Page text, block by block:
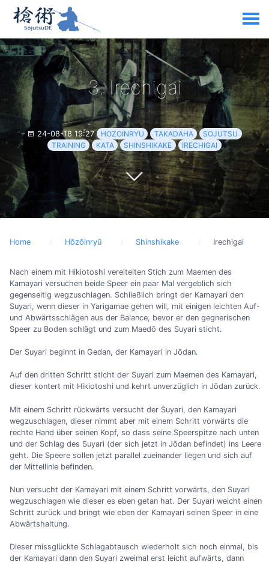
3. Irechigai
24-08-18 19:27 HOZOINRYU TAKADAHA
SOJUTSU
TRAINING
KATA SHINSHIKAKE IRECHIGAI
Home Hōzōinryū Shinshikake Irechigai
Nach einem mit Hikiotoshi vereitelten Stich zum Maemen des
Kamayari versuchen beide Speer ein paar Mal vergeblich sich
gegenseitig wegzuschlagen. Schließlich bringt der Kamayari den
Suyari, wenn dieser in Yarigamae gehen will, mit einigen leichten Auf-
und Abwärtsschlägen aus der Balance, bevor er den gegnerischen
Speer zu Boden schlägt und zum Maedō des Suyari sticht.
Der Suyari beginnt in Gedan, der Kamayari in Jōdan.
Auf den dritten Schritt sticht der Suyari zum Maemen des Kamayari,
dieser kontert mit Hikiotoshi und kehrt unverzüglich in Jōdan zurück.
Mit einem Schritt rückwärts versucht der Suyari, den Kamayari
wegzuschlagen, dieser nimmt aber mit einem Schritt vorwärts die
rechte Hand über seinen Kopf, so dass seine Speerspitze nach unten
und der Schlag des Suyari (der sich jetzt in Jōdan befindet) ins Leere
geht. Die Speere sollen jetzt parallel zueinander liegen und sich auf
der Mittellinie befinden.
Nun versucht der Kamayari mit einem Schritt vorwärts, den Suyari
wegzuschlagen wie dieser es eben getan hat. Der Suyari weicht einen
Schritt zurück und bringt wie eben der Kamayari seinen Speer in eine
Abwärtshaltung.
Dieser missglückte Schlagabtausch wiederholt sich noch einmal, bis
der Kamayari dann den Suyari zweimal erst leicht aufwärts, dann